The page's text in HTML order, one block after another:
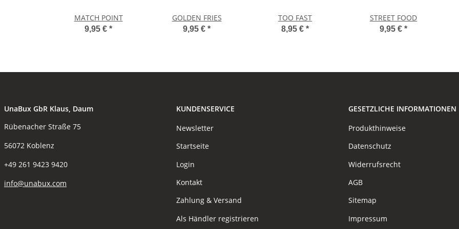
MATCH POINT
9,95 € *
GOLDEN FRIES
9,95 € *
TOO FAST
8,95 € *
STREET FOOD
9,95 € *
UnaBux GbR Klaus, Daum
Rübenacher Straße 75
56072 Koblenz
+49 261 9423 9420
info@unabux.com
KUNDENSERVICE
Newsletter
Startseite
Login
Kontakt
Zahlung & Versand
Als Händler registrieren
GESETZLICHE INFORMATIONEN
Produkthinweise
Datenschutz
Widerrufsrecht
AGB
Sitemap
Impressum